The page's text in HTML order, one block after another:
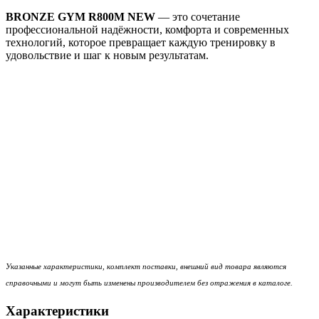
BRONZE GYM R800M NEW — это сочетание
профессиональной надёжности, комфорта и современных
технологий, которое превращает каждую тренировку в
удовольствие и шаг к новым результатам.
Указанные характеристики, комплект поставки, внешний вид товара являются
справочными и могут быть изменены производителем без отражения в каталоге.
Характеристики